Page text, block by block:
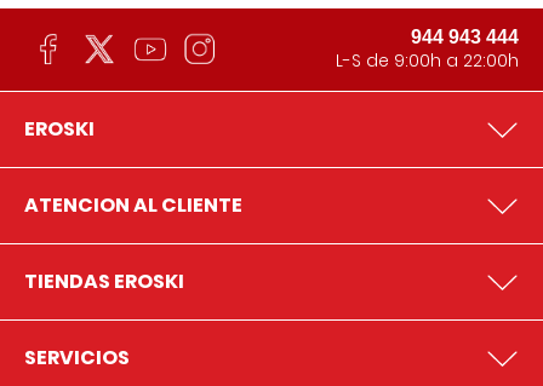
944 943 444
L-S de 9:00h a 22:00h
EROSKI
ATENCION AL CLIENTE
TIENDAS EROSKI
SERVICIOS